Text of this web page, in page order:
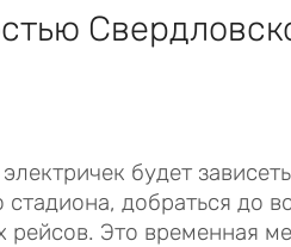
будет
добраться до
рейсов. Это временная